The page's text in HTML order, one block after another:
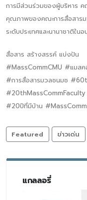
การมีส่วนร่วมของผู้บริหาร ค
คุณภาพของคณะการสื่อสารม
ระดับประเทศและนานาชาติใน
สื่อสาร สร้างสรรค์ แบ่งปัน
#MassCommCMU #แมส
#การสื่อสารมวลชนมช
#20ปีที่มีบ้าน
Featured ข่าวเด่น
แกลลอรี่